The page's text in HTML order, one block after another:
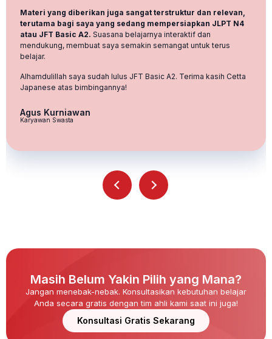
fun banget!! senseinya bisa membuat suasana kelas yang
nyaman dan buat kita ga takut untuk langsung ceplas ceplos
ngomong, pokonya udah jadi ii omoide ni natta deh
pokonya!!Sukses terus Cetta!!
Nolland Zidane Tamar D.
Engineer
Masih Belum Yakin Pilih yang Mana?
Jangan menebak-nebak. Konsultasikan kebutuhan belajar
Anda secara gratis dengan tim ahli kami saat ini juga!
Konsultasi Gratis Sekarang